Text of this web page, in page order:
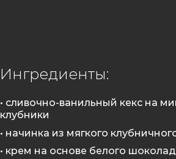
Ингредиенты:
• сливочно-ванильный кекс на
клубники
• начинка из мягкого
• крем на основе белого